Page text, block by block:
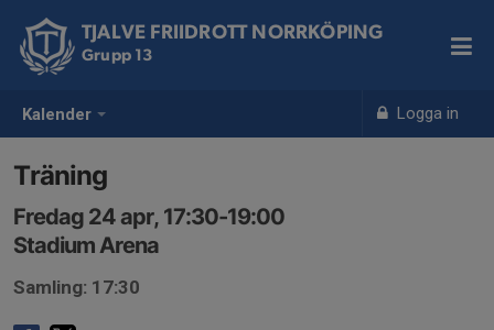
Kalender Logga in
TJALVE FRIIDROTT NORRKÖPING
Grupp 13
Träning
Fredag 24 apr, 17:30-19:00
Stadium Arena
Samling: 17:30